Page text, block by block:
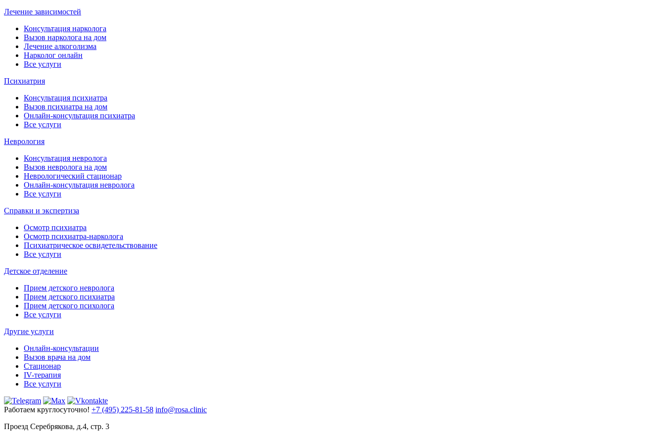
Лечение зависимостей
Консультация нарколога
Вызов нарколога на дом
Лечение алкоголизма
Нарколог онлайн
Все услуги
Психиатрия
Консультация психиатра
Вызов психиатра на дом
Онлайн-консультация психиатра
Все услуги
Неврология
Консультация невролога
Вызов невролога на дом
Неврологический стационар
Онлайн-консультация невролога
Все услуги
Справки и экспертиза
Осмотр психиатра
Осмотр психиатра-нарколога
Психиатрическое освидетельствование
Все услуги
Детское отделение
Прием детского невролога
Прием детского психиатра
Прием детского психолога
Все услуги
Другие услуги
Онлайн-консультации
Вызов врача на дом
Стационар
IV-терапия
Все услуги
Работаем круглосуточно! +7 (495) 225-81-58 info@rosa.clinic
Проезд Серебрякова, д.4, стр. 3